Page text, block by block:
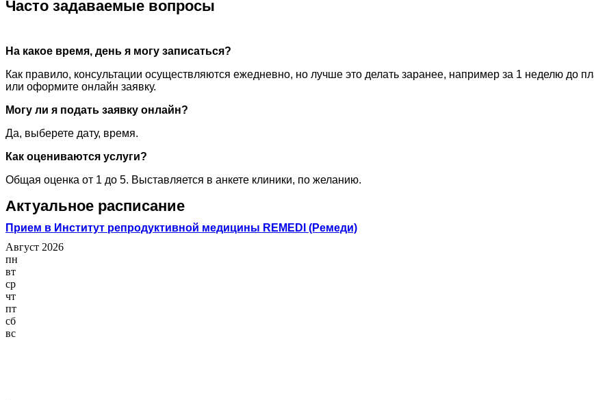
Часто задаваемые вопросы
На какое время, день я могу записаться?
Как правило, консультации осуществляются ежедневно, но лучше это делать заранее, например за 1 неделю до
или оформите онлайн заявку.
Могу ли я подать заявку онлайн?
Да, выберете дату, время.
Как оцениваются услуги?
Общая оценка от 1 до 5. Выставляется в анкете клиники, по желанию.
Актуальное расписание
Прием в Институт репродуктивной медицины REMEDI (Ремеди)
Август 2026
пн
вт
ср
чт
пт
сб
вс